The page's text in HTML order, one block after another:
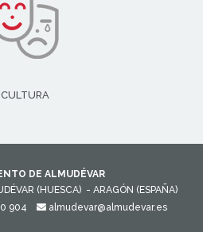
CULTURA
DE ALMUDÉVAR
(HUESCA) - ARAGÓN (ESPAÑA)
904 almudevar@almudevar.es